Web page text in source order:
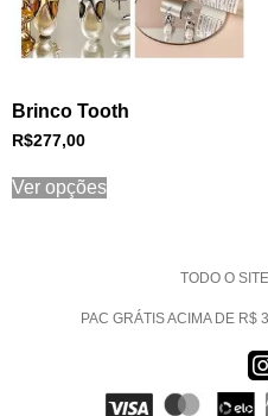
Brinco Tooth
R$277,00
Ver opções
TODO O
PAC GRÁTIS ACIMA DE R$